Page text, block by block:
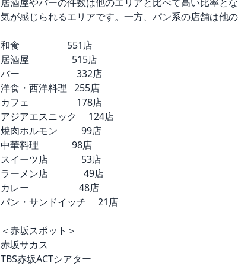
気が感じられるエリアです。一方、パン系の店舗は他
和食                    551店
居酒屋　　　  　515店
バー　　　　　　332店
洋食・西洋料理   255店
カフェ                    178店
アジアエスニック     124店
焼肉ホルモン          99店
中華料理              98店
スイーツ店              53店
ラーメン店               49店
カレー                     48店
パン・サンドイッチ     21店
＜赤坂スポット＞
赤坂サカス
TBS赤坂ACTシアター